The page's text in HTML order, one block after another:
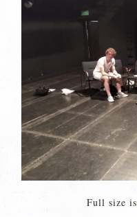
Full size is